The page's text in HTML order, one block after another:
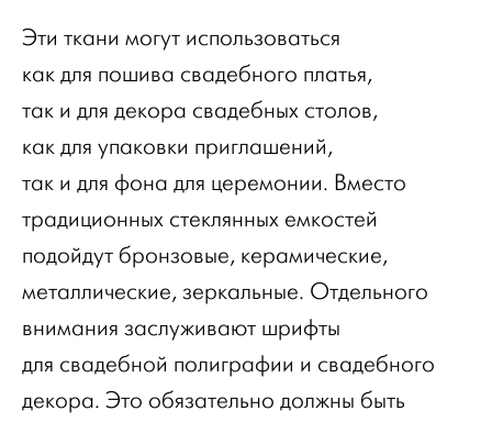
Эти ткани могут использоваться
как для пошива свадебного платья,
так и для декора свадебных столов,
как для упаковки приглашений,
так и для фона для церемонии. Вместо
традиционных стеклянных емкостей
подойдут бронзовые, керамические,
металлические, зеркальные. Отдельного
внимания заслуживают шрифты
для свадебной полиграфии и свадебного
декора. Это обязательно должны быть